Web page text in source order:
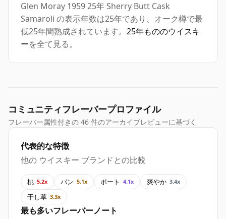
Glen Moray 1959 25年 Sherry Butt Cask
Samaroli の表示年数は25年であり、オーク樽で最
低25年間熟成されています。 25年もののウイスキ
ーを全て見る。
コミュニティフレーバープロファイル
フレーバー属性付きの 46 件のアーカイブレビューに基づく
代表的な特徴
他の ウイスキー ブランドとの比較
桃 5.2x パン 5.1x ポート 4.1x 爽やか 3.4x
干し草 3.3x
最も多いフレーバーノート